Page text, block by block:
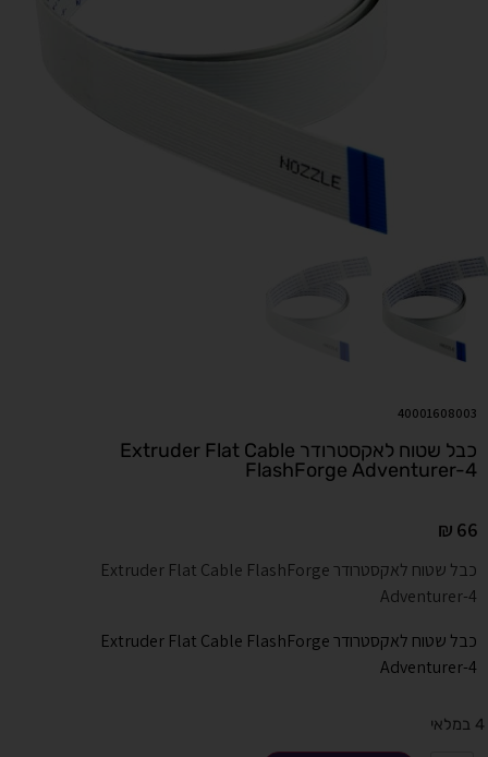
40001608003
כבל שטוח לאקסטרודר Extruder Flat Cable
FlashForge Adventurer-4
₪ 66
כבל שטוח לאקסטרודר Extruder Flat Cable FlashForge
Adventurer-4
כבל שטוח לאקסטרודר Extruder Flat Cable FlashForge
Adventurer-4
4 במלאי